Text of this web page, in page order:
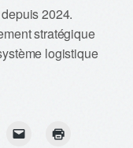
2024.
stratégique
logistique